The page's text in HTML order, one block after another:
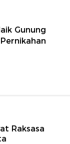
Gunung
Raksasa